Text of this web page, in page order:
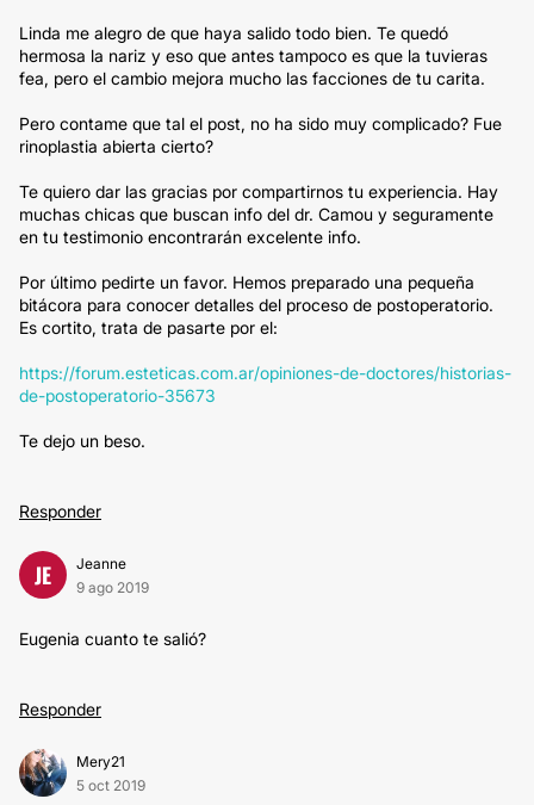
Linda me alegro de que haya salido todo bien. Te quedó
hermosa la nariz y eso que antes tampoco es que la tuvieras
fea, pero el cambio mejora mucho las facciones de tu carita.
Pero contame que tal el post, no ha sido muy complicado? Fue
rinoplastia abierta cierto?
Te quiero dar las gracias por compartirnos tu experiencia. Hay
muchas chicas que buscan info del dr. Camou y seguramente
en tu testimonio encontrarán excelente info.
Por último pedirte un favor. Hemos preparado una pequeña
bitácora para conocer detalles del proceso de postoperatorio.
Es cortito, trata de pasarte por el:
https://forum.esteticas.com.ar/opiniones-de-doctores/historias-
de-postoperatorio-35673
Te dejo un beso.
Responder
JE
Jeanne
9 ago 2019
Eugenia cuanto te salió?
Responder
Mery21
5 oct 2019